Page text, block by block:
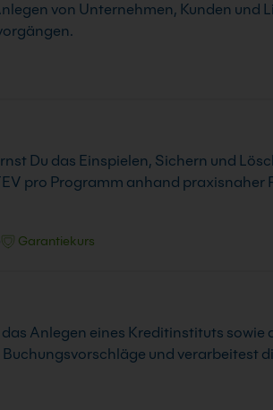
von Unternehmen, Kunden und
Du das Einspielen, Sichern und
pro Programm anhand praxisnaher
Garantiekurs
Anlegen eines Kreditinstituts sowie
und verarbeitest